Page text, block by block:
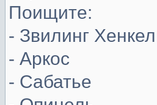
Поищите:
- Звилинг
- Аркос
- Сабатье